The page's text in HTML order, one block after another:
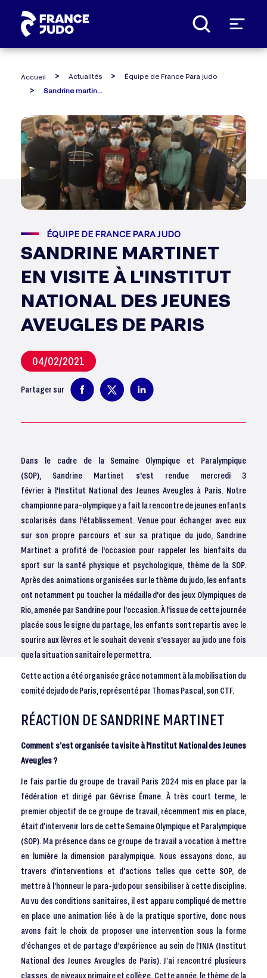
Accueil Actualités
Équipe de France Para judo
ÉQUIPE DE FRANCE PARA JUDO
SANDRINE MARTINET
EN VISITE À L'INSTITUT
NATIONAL DES JEUNES
AVEUGLES DE PARIS
04/02/2021
Partager sur
Dans le cadre de la Semaine Olympique et Paralympique
(SOP), Sandrine Martinet s'est rendue mercredi 3
février à l'Institut National des Jeunes Aveugles à Paris. Notre
championne para-olympique y a fait la rencontre de jeunes enfants
scolarisés dans l'établissement. Venue pour échanger avec eux
sur son propre parcours et sur sa pratique du judo, Sandrine
Martinet a profité de l'occasion pour rappeler les bienfaits du
sport sur la santé physique et psychologique, thème de la SOP.
Après des animations organisées sur le thème du judo, les enfants
ont notamment pu toucher la médaille d'or des jeux Olympiques de
Rio, amenée par Sandrine pour l'occasion. À l'issue de cette journée
placée sous le signe du partage, les enfants sont repartis avec le
sourire aux lèvres et le souhait de venir s'essayer au judo une fois
que la situation sanitaire le permettra.
Cette action a été organisée grâce notamment à la mobilisation du
comité dejudo de Paris, représenté par Thomas Pascal, son CTF.
RÉACTION DE SANDRINE MARTINET
Comment s’est organisée ta visite à l'Institut National des Jeunes
Aveugles ?
Je fais partie du groupe de travail Paris 2024 mis en place par la
fédération et dirigé par Gévrise Émane. À très court terme, le
premier objectif de ce groupe de travail, récemment mis en place,
était d’intervenir lors de cette Semaine Olympique et Paralympique
(SOP). Ma présence dans ce groupe de travail a vocation à mettre
en lumière la dimension paralympique. Nous essayons donc, au
travers d’interventions et d’actions telles que cette SOP, de
mettre à l’honneur le para-judo pour sensibiliser à cette discipline.
Au vu des conditions sanitaires, il est apparu compliqué de mettre
en place une animation liée à de la pratique sportive, donc nous
avons fait le choix de proposer une intervention sous la forme
d’échanges et de partage d’expérience au sein de l’INJA (Institut
National des Jeunes Aveugles de Paris). J’ai rencontré plusieurs
classes, de niveaux primaire et collège. Cette année, le thème de la